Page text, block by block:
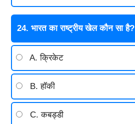
24. भारत का राष्ट्रीय खेल कौन सा है?
A. क्रिकेट
B. हॉकी
C. कबड्डी